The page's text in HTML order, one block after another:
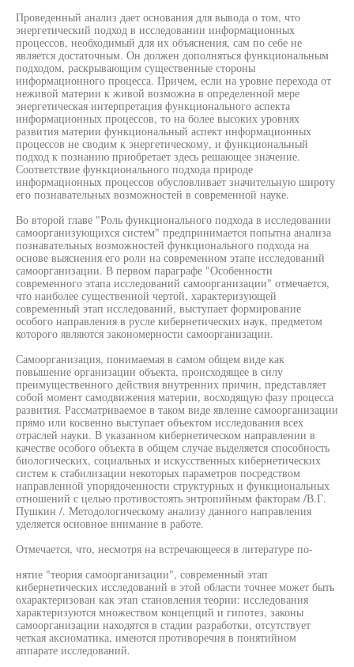
Проведенный анализ дает основания для вывода о том, что
энергетический подход в исследовании информационных
процессов, необходимый для их объяснения, сам по себе не
является достаточным. Он должен дополняться функциональным
подходом, раскрывающим существенные стороны
информационного процесса. Причем, если на уровне перехода от
неживой материи к живой возможна в определенной мере
энергетическая интерпретация функционального аспекта
информационных процессов, то на более высоких уровнях
развития материи функциональный аспект информационных
процессов не сводим к энергетическому, и функциональный
подход к познанию приобретает здесь решающее значение.
Соответствие функционального подхода природе
информационных процессов обусловливает значительную широту
его познавательных возможностей в современной науке.
Во второй главе "Роль функционального подхода в исследовании
самоорганизующихся систем" предпринимается попытна анализа
познавательных возможностей функционального подхода на
основе выяснения его роли на современном этапе исследований
самоорганизации. В первом параграфе "Особенности
современного этапа исследований самоорганизации" отмечается,
что наиболее существенной чертой, характеризующей
современный этап исследований, выступает формирование
особого направления в русле кибернетических наук, предметом
которого являются закономерности самоорганизации.
Самоорганизация, понимаемая в самом общем виде как
повышение организации объекта, происходящее в силу
преимущественного действия внутренних причин, представляет
собой момент самодвижения материи, восходящую фазу процесса
развития. Рассматриваемое в таком виде явление самоорганизации
прямо или косвенно выступает объектом исследования всех
отраслей науки. В указанном кибернетическом направлении в
качестве особого объекта в общем случае выделяется способность
биологических, социальных и искусственных кибернетических
систем к стабилизации некоторых параметров посредством
направленной упорядоченности структурных и функциональных
отношений с целью противостоять энтропийным факторам /В.Г.
Пушкин /. Методологическому анализу данного направления
уделяется основное внимание в работе.
Отмечается, что, несмотря на встречающееся в литературе по-
нятие "теория самоорганизации", современный этап
кибернетических исследований в этой области точнее может быть
охарактеризован как этап становления теории: исследования
характеризуются множеством концепций и гипотез, законы
самоорганизации находятся в стадии разработки, отсутствует
четкая аксиоматика, имеются противоречия в понятийном
аппарате исследований.